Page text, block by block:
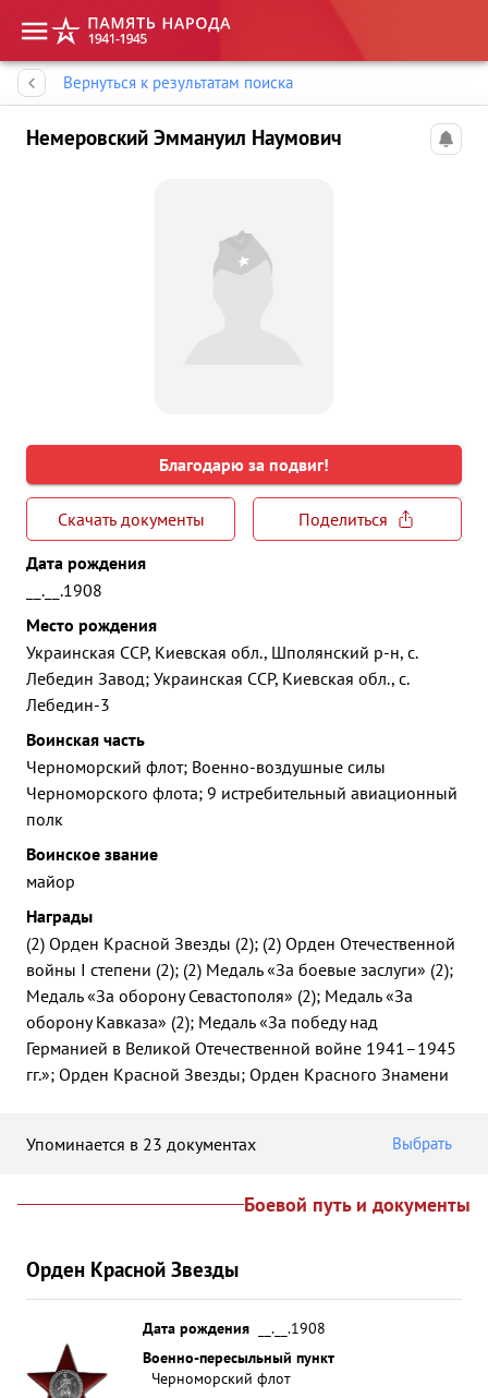
Вернуться к результатам поиска
Немеровский Эммануил Наумович
Благодарю за подвиг!
Скачать документы
Поделиться
Дата рождения
__.__.1908
Место рождения
Украинская ССР, Киевская обл., Шполянский р-н, с.
Лебедин Завод; Украинская ССР, Киевская обл., с.
Лебедин-3
Воинская часть
Черноморский флот; Военно-воздушные силы
Черноморского флота; 9 истребительный авиационный
полк
Воинское звание
майор
Награды
(2) Орден Красной Звезды (2); (2) Орден Отечественной
войны I степени (2); (2) Медаль «За боевые заслуги» (2);
Медаль «За оборону Севастополя» (2); Медаль «За
оборону Кавказа» (2); Медаль «За победу над
Германией в Великой Отечественной войне 1941–1945
гг.»; Орден Красной Звезды; Орден Красного Знамени
Упоминается в 23 документах Выбрать
Боевой путь и документы
Орден Красной Звезды
Дата рождения
__.__.1908
Военно-пересыльный пункт
Черноморский флот
Память народа